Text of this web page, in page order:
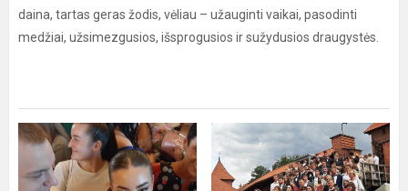
daina, tartas geras žodis, vėliau – užauginti vaikai, pasodinti
medžiai, užsimezgusios, išsprogusios ir sužydusios draugystės.